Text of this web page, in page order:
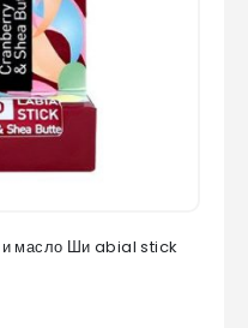
и масло Ши abial stick